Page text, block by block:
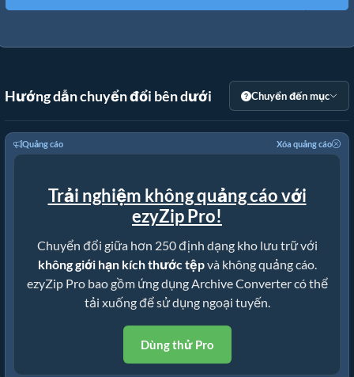
Công cụ khác
Hướng dẫn chuyển đổi bên dưới Chuyển đến mục
Quảng cáo Xóa quảng cáo
Trải nghiệm không quảng cáo với
ezyZip Pro!
Chuyển đổi giữa hơn 250 định dạng kho lưu trữ với
không giới hạn kích thước tệpvà không quảng cáo.
ezyZip Pro bao gồm ứng dụng Archive Converter có thể
tải xuống để sử dụng ngoại tuyến.
Dùng thử Pro